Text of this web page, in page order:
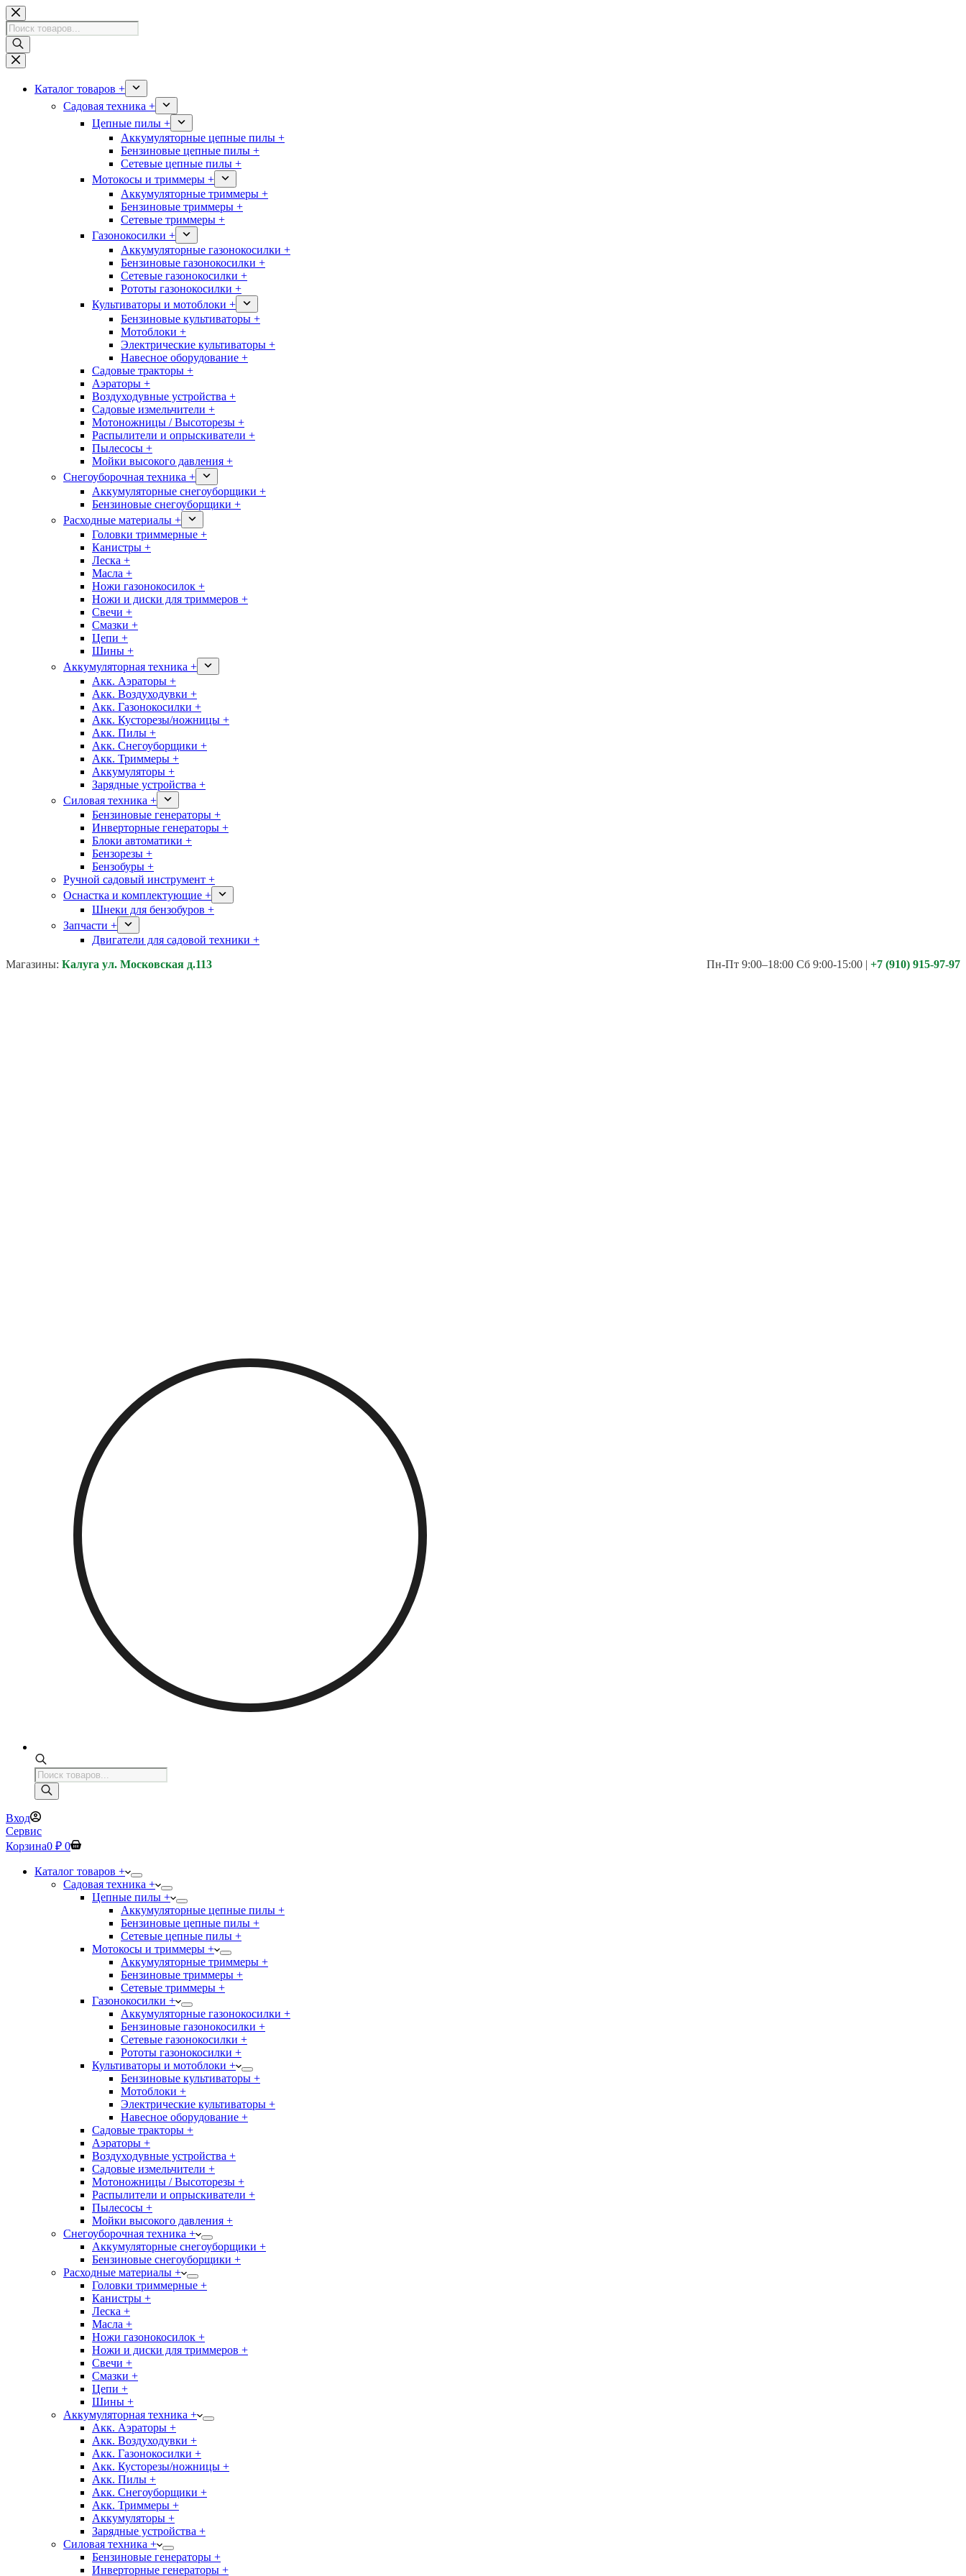
Перейти
к
сути
Поиск
товаров
Каталог товаров +
Садовая техника +
Цепные пилы +
Аккумуляторные цепные пилы +
Бензиновые цепные пилы +
Сетевые цепные пилы +
Мотокосы и триммеры +
Аккумуляторные триммеры +
Бензиновые триммеры +
Сетевые триммеры +
Газонокосилки +
Аккумуляторные газонокосилки +
Бензиновые газонокосилки +
Сетевые газонокосилки +
Рототы газонокосилки +
Культиваторы и мотоблоки +
Бензиновые культиваторы +
Мотоблоки +
Электрические культиваторы +
Навесное оборудование +
Садовые тракторы +
Аэраторы +
Воздуходувные устройства +
Садовые измельчители +
Мотоножницы / Высоторезы +
Распылители и опрыскиватели +
Пылесосы +
Мойки высокого давления +
Снегоуборочная техника +
Аккумуляторные снегоуборщики +
Бензиновые снегоуборщики +
Расходные материалы +
Головки триммерные +
Канистры +
Леска +
Масла +
Ножи газонокосилок +
Ножи и диски для триммеров +
Свечи +
Смазки +
Цепи +
Шины +
Аккумуляторная техника +
Акк. Аэраторы +
Акк. Воздуходувки +
Акк. Газонокосилки +
Акк. Кусторезы/ножницы +
Акк. Пилы +
Акк. Снегоуборщики +
Акк. Триммеры +
Аккумуляторы +
Зарядные устройства +
Силовая техника +
Бензиновые генераторы +
Инверторные генераторы +
Блоки автоматики +
Бензорезы +
Бензобуры +
Ручной садовый инструмент +
Оснастка и комплектующие +
Шнеки для бензобуров +
Запчасти +
Двигатели для садовой техники +
Магазины: Калуга ул. Московская д.113 Пн-Пт 9:00–18:00 Сб 9:00-15:00 | +7 (910) 915-97-97
Поиск
товаров
Вход
Сервис
Корзина0 ₽ 0
Каталог товаров +
Садовая техника +
Цепные пилы +
Аккумуляторные цепные пилы +
Бензиновые цепные пилы +
Сетевые цепные пилы +
Мотокосы и триммеры +
Аккумуляторные триммеры +
Бензиновые триммеры +
Сетевые триммеры +
Газонокосилки +
Аккумуляторные газонокосилки +
Бензиновые газонокосилки +
Сетевые газонокосилки +
Рототы газонокосилки +
Культиваторы и мотоблоки +
Бензиновые культиваторы +
Мотоблоки +
Электрические культиваторы +
Навесное оборудование +
Садовые тракторы +
Аэраторы +
Воздуходувные устройства +
Садовые измельчители +
Мотоножницы / Высоторезы +
Распылители и опрыскиватели +
Пылесосы +
Мойки высокого давления +
Снегоуборочная техника +
Аккумуляторные снегоуборщики +
Бензиновые снегоуборщики +
Расходные материалы +
Головки триммерные +
Канистры +
Леска +
Масла +
Ножи газонокосилок +
Ножи и диски для триммеров +
Свечи +
Смазки +
Цепи +
Шины +
Аккумуляторная техника +
Акк. Аэраторы +
Акк. Воздуходувки +
Акк. Газонокосилки +
Акк. Кусторезы/ножницы +
Акк. Пилы +
Акк. Снегоуборщики +
Акк. Триммеры +
Аккумуляторы +
Зарядные устройства +
Силовая техника +
Бензиновые генераторы +
Инверторные генераторы +